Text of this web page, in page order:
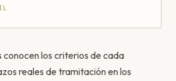
conocen los criterios de cada
reales de tramitación en los